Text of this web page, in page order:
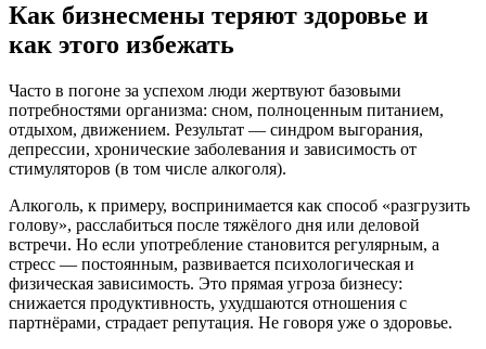
Как бизнесмены теряют здоровье и
как этого избежать
Часто в погоне за успехом люди жертвуют базовыми
потребностями организма: сном, полноценным питанием,
отдыхом, движением. Результат — синдром выгорания,
депрессии, хронические заболевания и зависимость от
стимуляторов (в том числе алкоголя).
Алкоголь, к примеру, воспринимается как способ «разгрузить
голову», расслабиться после тяжёлого дня или деловой
встречи. Но если употребление становится регулярным, а
стресс — постоянным, развивается психологическая и
физическая зависимость. Это прямая угроза бизнесу:
снижается продуктивность, ухудшаются отношения с
партнёрами, страдает репутация. Не говоря уже о здоровье.